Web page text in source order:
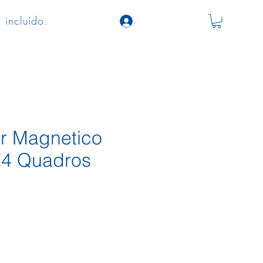
incluído.
Magnetico
Quadros